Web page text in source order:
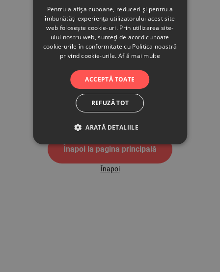
500
Înapoi la pagina principală
Înapoi
Pentru a afișa cupoane, reduceri și pentru a
îmbunătăți experiența utilizatorului acest site
web folosește cookie-uri. Prin utilizarea site-
ului nostru web, sunteți de acord cu toate
cookie-urile în conformitate cu Politica noastră
privind cookie-urile. Află mai multe
ACCEPTĂ TOATE
REFUZĂ TOT
ARATĂ DETALIILE